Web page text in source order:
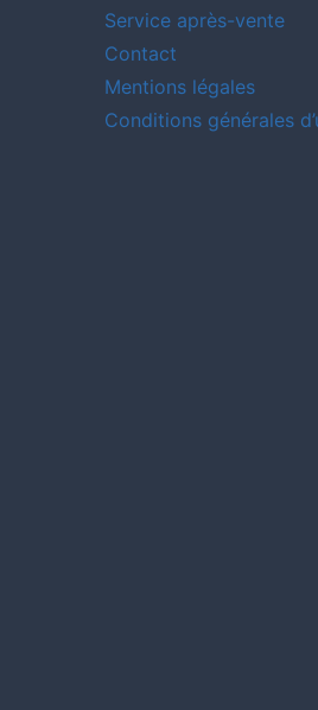
Service après-vente
Contact
Mentions légales
Conditions générales